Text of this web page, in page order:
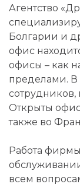
Агентство
Болгарии и
офис
офисы – как
пределами. В
Открыты
также во
Работа
всем